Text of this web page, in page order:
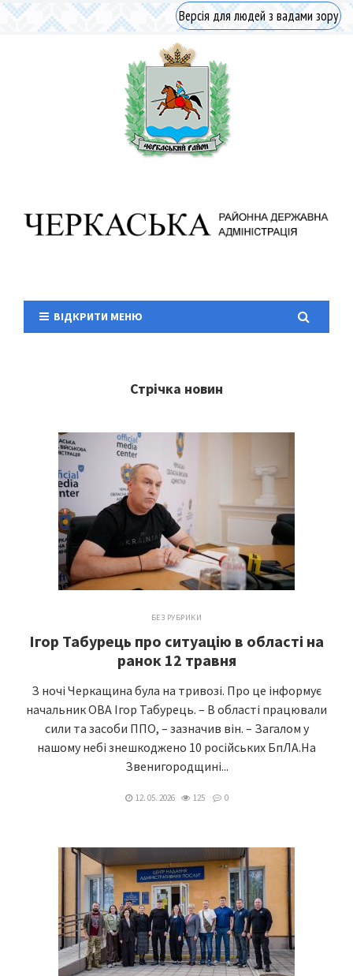
Версія для людей з вадами зору
ВІДКРИТИ МЕНЮ
Стрічка новин
БЕЗ РУБРИКИ
Ігор Табурець про ситуацію в області на
ранок 12 травня
З ночі Черкащина була на тривозі. Про це інформує
начальник ОВА Ігор Табурець. – В області працювали
сили та засоби ППО, – зазначив він. – Загалом у
нашому небі знешкоджено 10 російських БпЛА.На
Звенигородщині...
12. 05. 2026 125 0